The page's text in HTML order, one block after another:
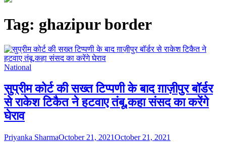
Tag: ghazipur border
National
सुप्रीम कोर्ट की सख्त टिप्पणी के बाद ग़ाज़ीपुर बॉर्डर
से राकेश टिकैत ने हटवाए तंबू,कहा संसद का करेंगे
घेराव
Priyanka SharmaOctober 21, 2021October 21, 2021